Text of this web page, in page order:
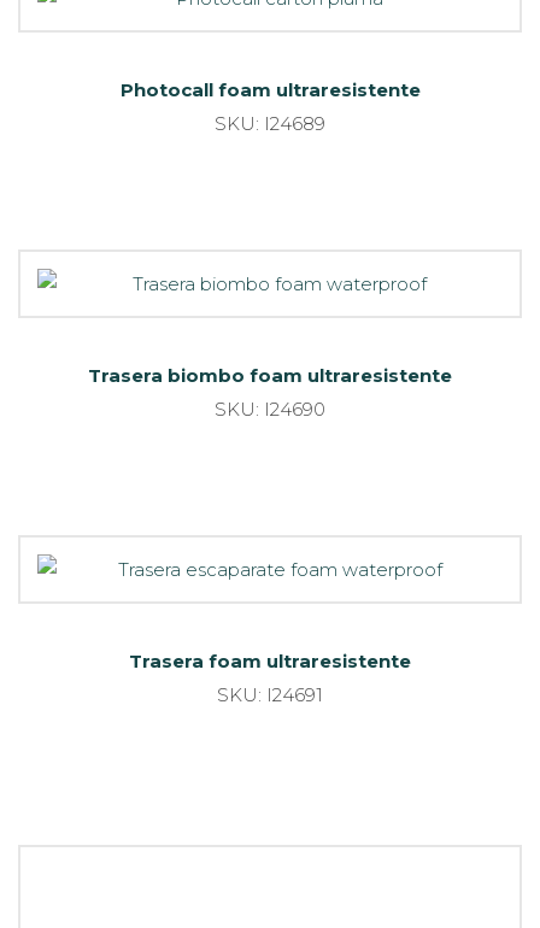
Photocall foam ultraresistente
SKU: I24689
Trasera biombo foam ultraresistente
SKU: I24690
Trasera foam ultraresistente
SKU: I24691